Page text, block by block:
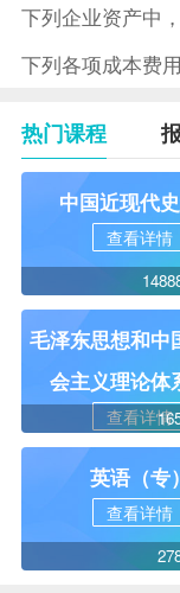
下列企业资产中
下列各项成本费
热门课程
中国近现代
查看详情
毛泽东思想和中
会主义理论体
查看详情
英语（专）
查看详情